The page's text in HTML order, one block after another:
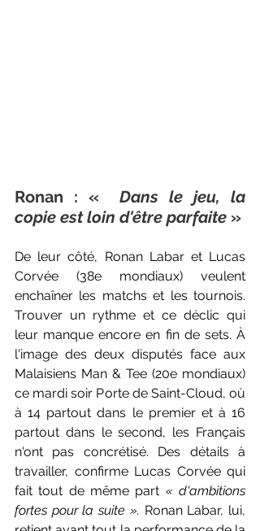
Ronan : «
Dans le jeu, la
copie est loin d'être parfaite »
De leur côté, Ronan Labar et Lucas
Corvée (38e mondiaux) veulent
enchaîner les matchs et les tournois.
Trouver un rythme et ce déclic qui
leur manque encore en fin de sets. À
l'image des deux disputés face aux
Malaisiens Man & Tee (20e mondiaux)
ce mardi soir Porte de Saint-Cloud, où
à 14 partout dans le premier et à 16
partout dans le second, les Français
n'ont pas concrétisé. Des détails à
travailler, confirme Lucas Corvée qui
fait tout de même part « d'ambitions
fortes pour la suite ». Ronan Labar, lui,